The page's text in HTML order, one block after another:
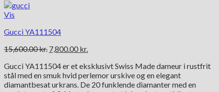
Vis
Gucci YA111504
15,600.00kr. Den
pris
var:
15,600.00 kr..
7,800.00 kr.
pris
er:
7,800.00 kr..
Gucci YA111504 er et eksklusivt Swiss Made dameur i rustfrit
stål med en smuk hvid perlemor urskive og en elegant
diamantbesat urkrans. De 20 funklende diamanter med en